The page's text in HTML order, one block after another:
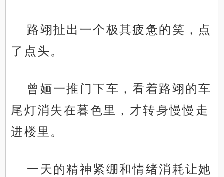
路翊扯出一个极其疲惫的笑，点
了点头。
曾婳一推门下车，看着路翊的车
尾灯消失在暮色里，才转身慢慢走
进楼里。
一天的精神紧绷和情绪消耗让她